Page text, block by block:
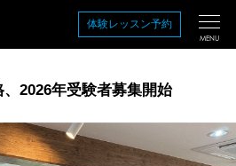
体験レッスン予約
MENU
、2026年受験者募集開始